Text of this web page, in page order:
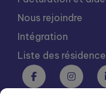
Nous rejoindre
Intégration
Liste des